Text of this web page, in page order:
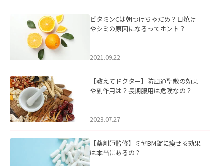
ビタミンCは朝つけちゃだめ？日焼け
やシミの原因になるってホント？
2021.09.22
【教えてドクター】防風通聖散の効果
や副作用は？長期服用は危険なの？
2023.07.27
【薬剤師監修】ミヤBM錠に痩せる効果
は本当にあるの？